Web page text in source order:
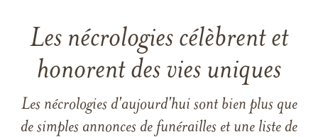
Les nécrologies célèbrent et
honorent des vies uniques
Les nécrologies d'aujourd'hui sont bien plus que
de simples annonces de funérailles et une liste de